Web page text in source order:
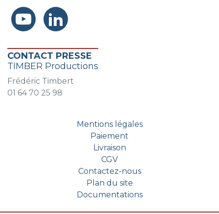
CONTACT PRESSE
TIMBER Productions
Frédéric Timbert
01 64 70 25 98
Mentions légales
Paiement
Livraison
CGV
Contactez-nous
Plan du site
Documentations